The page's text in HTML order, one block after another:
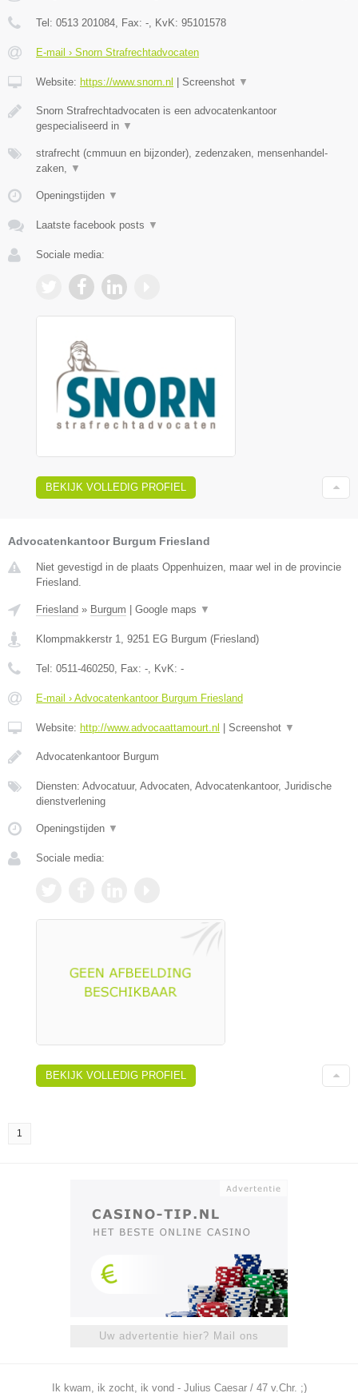
Tel: 0513 201084, Fax: -, KvK: 95101578
E-mail › Snorn Strafrechtadvocaten
Website: https://www.snorn.nl Screenshot ▼
Snorn Strafrechtadvocaten is een advocatenkantoor
gespecialiseerd in ▼
strafrecht (cmmuun en bijzonder), zedenzaken, mensenhandel-
zaken, ▼
Openingstijden ▼
Laatste facebook posts ▼
Sociale media:
BEKIJK VOLLEDIG PROFIEL
Advocatenkantoor Burgum Friesland
Niet gevestigd in de plaats Oppenhuizen, maar wel in de provincie
Friesland.
Friesland » Burgum | Google maps ▼
Klompmakkerstr 1 9251 EG Burgum (Friesland)
Tel: 0511-460250 , Fax: - , KvK: -
E-mail › Advocatenkantoor Burgum Friesland
Website: http://www.advocaattamourt.nl | Screenshot ▼
Advocatenkantoor Burgum
Diensten: Advocatuur, Advocaten, Advocatenkantoor, Juridische
dienstverlening
Openingstijden ▼
Sociale media:
BEKIJK VOLLEDIG PROFIEL
1
Uw advertentie hier? Mail ons
Ik kwam, ik zocht, ik vond - Julius Caesar / 47 v.Chr. ;)